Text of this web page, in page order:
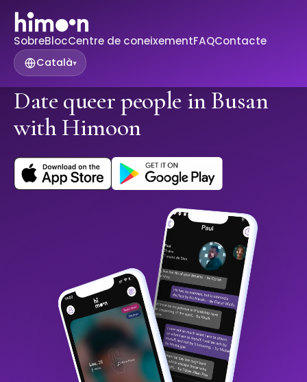
SobreBlocCentre de coneixementFAQContacte
Català▾
Date queer people in Busan
with Himoon